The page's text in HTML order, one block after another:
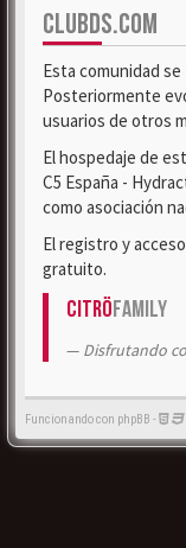
CLUBDS.COM
Esta comunidad se
Posteriormente
usuarios de otros
El hospedaje de
C5 España -
como asociación
El registro y
gratuito.
CitröFamily
Disfrutando
Funcionando con phpBB -